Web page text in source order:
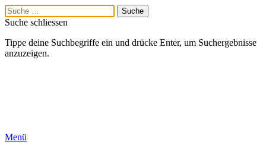
Suche schliessen
Tippe deine Suchbegriffe ein und drücke Enter, um Suchergebnisse
anzuzeigen.
Menü